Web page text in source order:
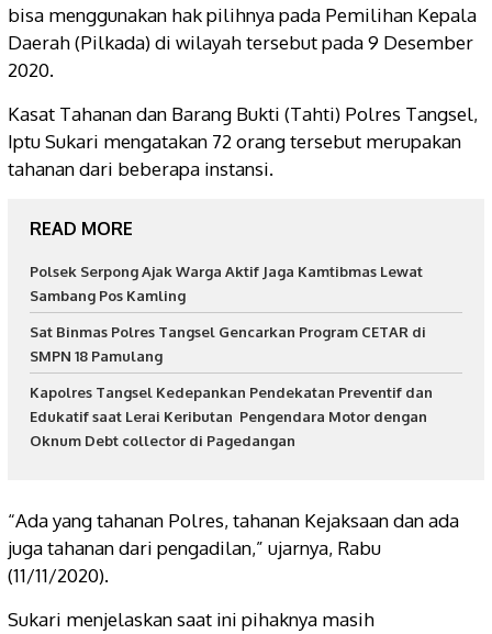
bisa menggunakan hak pilihnya pada Pemilihan Kepala
Daerah (Pilkada) di wilayah tersebut pada 9 Desember
2020.
Kasat Tahanan dan Barang Bukti (Tahti) Polres Tangsel,
Iptu Sukari mengatakan 72 orang tersebut merupakan
tahanan dari beberapa instansi.
READ MORE
Polsek Serpong Ajak Warga Aktif Jaga Kamtibmas Lewat
Sambang Pos Kamling
Sat Binmas Polres Tangsel Gencarkan Program CETAR di
SMPN 18 Pamulang
Kapolres Tangsel Kedepankan Pendekatan Preventif dan
Edukatif saat Lerai Keributan Pengendara Motor dengan
Oknum Debt collector di Pagedangan
“Ada yang tahanan Polres, tahanan Kejaksaan dan ada
juga tahanan dari pengadilan,” ujarnya, Rabu
(11/11/2020).
Sukari menjelaskan saat ini pihaknya masih